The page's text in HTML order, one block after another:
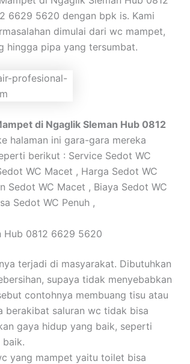
6629 5620 dengan bpk is. Kami
dimulai dari wc mampet,
hingga pipa yang tersumbat.
di Ngaglik Sleman Hub 0812
halaman ini gara-gara mereka
berikut : Service Sedot WC
WC Macet , Harga Sedot WC
Sedot WC Macet , Biaya Sedot WC
Sedot WC Penuh ,
Hub 0812 6629 5620
terjadi di masyarakat. Dibutuhkan
supaya tidak menyebabkan
contohnya membuang tisu atau
berakibat saluran wc tidak bisa
gaya hidup yang baik, seperti
baik.
yang mampet yaitu toilet bisa